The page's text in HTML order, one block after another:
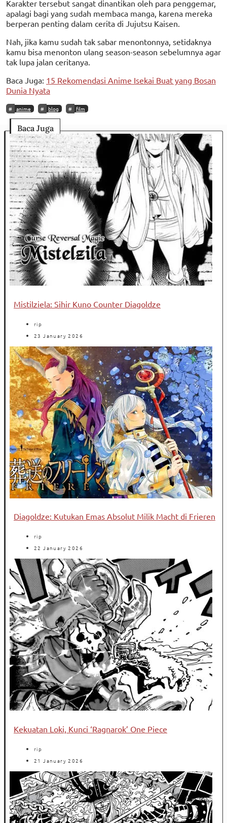
Karakter tersebut sangat dinantikan oleh para penggemar,
apalagi bagi yang sudah membaca manga, karena mereka
berperan penting dalam cerita di Jujutsu Kaisen.
Nah, jika kamu sudah tak sabar menontonnya, setidaknya
kamu bisa menonton ulang season-season sebelumnya agar
tak lupa jalan ceritanya.
Baca Juga: 15 Rekomendasi Anime Isekai Buat yang Bosan
Dunia Nyata
anime blog film
Baca Juga
Mistilziela: Sihir Kuno Counter Diagoldze
rip
23 January 2026
Diagoldze: Kutukan Emas Absolut Milik Macht di Frieren
rip
22 January 2026
Kekuatan Loki, Kunci ‘Ragnarok’ One Piece
rip
21 January 2026